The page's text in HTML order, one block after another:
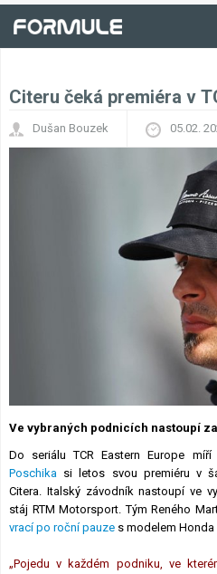
Citeru čeká premiéra v
Dušan Bouzek 05.02.
Ve vybraných podnicích nastoupí
Do seriálu TCR Eastern Europe
Poschika si letos svou premiéru v
Citera. Italský závodník nastoupí ve
stáj RTM Motorsport. Tým Reného
vrací po roční pauze s modelem Honda
„Pojedu v každém podniku, ve